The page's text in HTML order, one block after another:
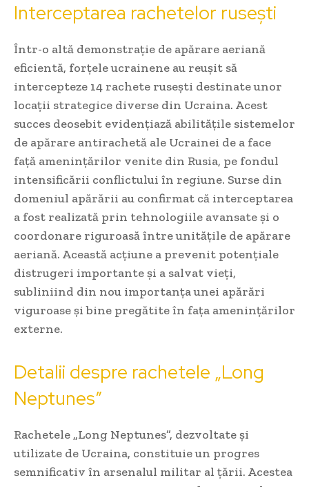
Interceptarea rachetelor rusești
Într-o altă demonstrație de apărare aeriană
eficientă, forțele ucrainene au reușit să
intercepteze 14 rachete rusești destinate unor
locații strategice diverse din Ucraina. Acest
succes deosebit evidențiază abilitățile sistemelor
de apărare antirachetă ale Ucrainei de a face
față amenințărilor venite din Rusia, pe fondul
intensificării conflictului în regiune. Surse din
domeniul apărării au confirmat că interceptarea
a fost realizată prin tehnologiile avansate și o
coordonare riguroasă între unitățile de apărare
aeriană. Această acțiune a prevenit potențiale
distrugeri importante și a salvat vieți,
subliniind din nou importanța unei apărări
viguroase și bine pregătite în fața amenințărilor
externe.
Detalii despre rachetele „Long
Neptunes”
Rachetele „Long Neptunes”, dezvoltate și
utilizate de Ucraina, constituie un progres
semnificativ în arsenalul militar al țării. Acestea